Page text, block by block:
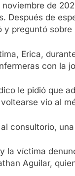
de
Después de
y preguntó sobre
Erica,
con la
le pidió que
vio al
consultorio,
la víctima
Aguilar,